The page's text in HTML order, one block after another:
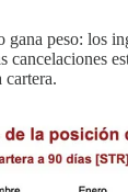
gana peso: los
cancelaciones
cartera.